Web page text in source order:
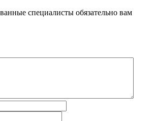
специалисты обязательно вам